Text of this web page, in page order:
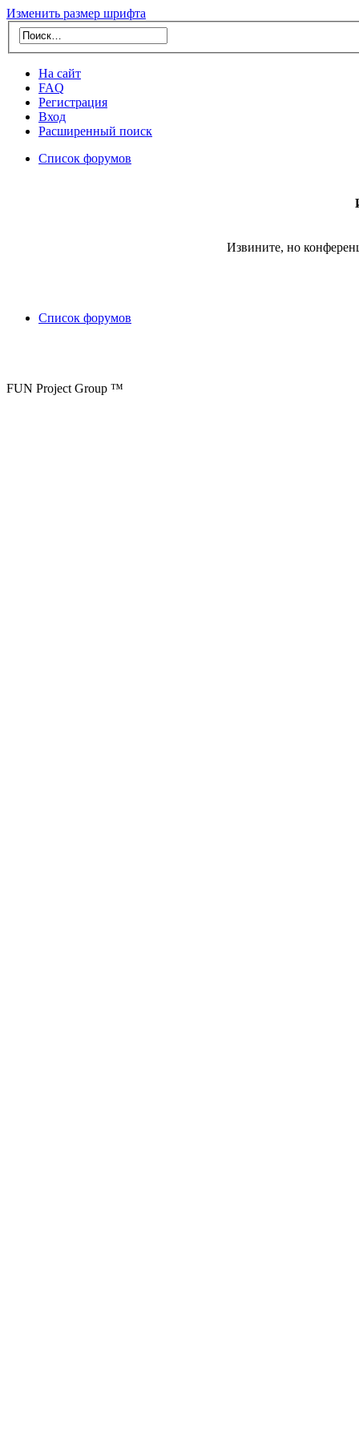
Изменить размер шрифта
На сайт
FAQ
Регистрация
Вход
Расширенный поиск
Список форумов
Извините, но
Список форумов
FUN Project Group ™